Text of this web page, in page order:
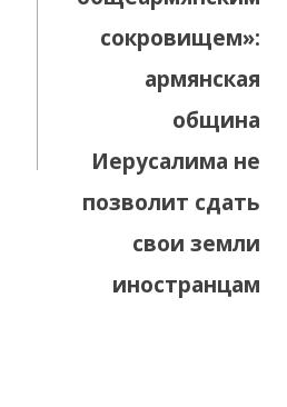
сокровищем»:
армянская
община
Иерусалима не
позволит сдать
свои земли
иностранцам